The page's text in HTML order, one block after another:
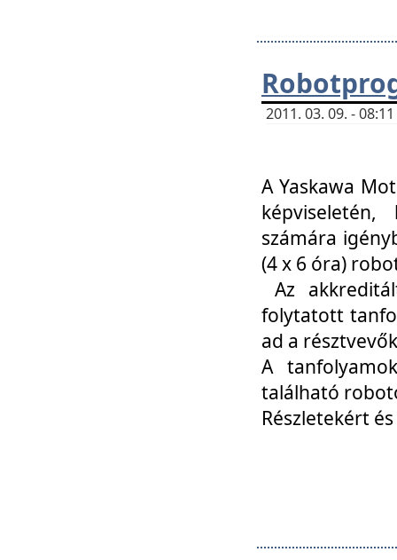
2011. 03. 09. -
A Yaskawa
számára
(4 x 6 óra)
Az
folytatott
ad a
A
található
Részletekért